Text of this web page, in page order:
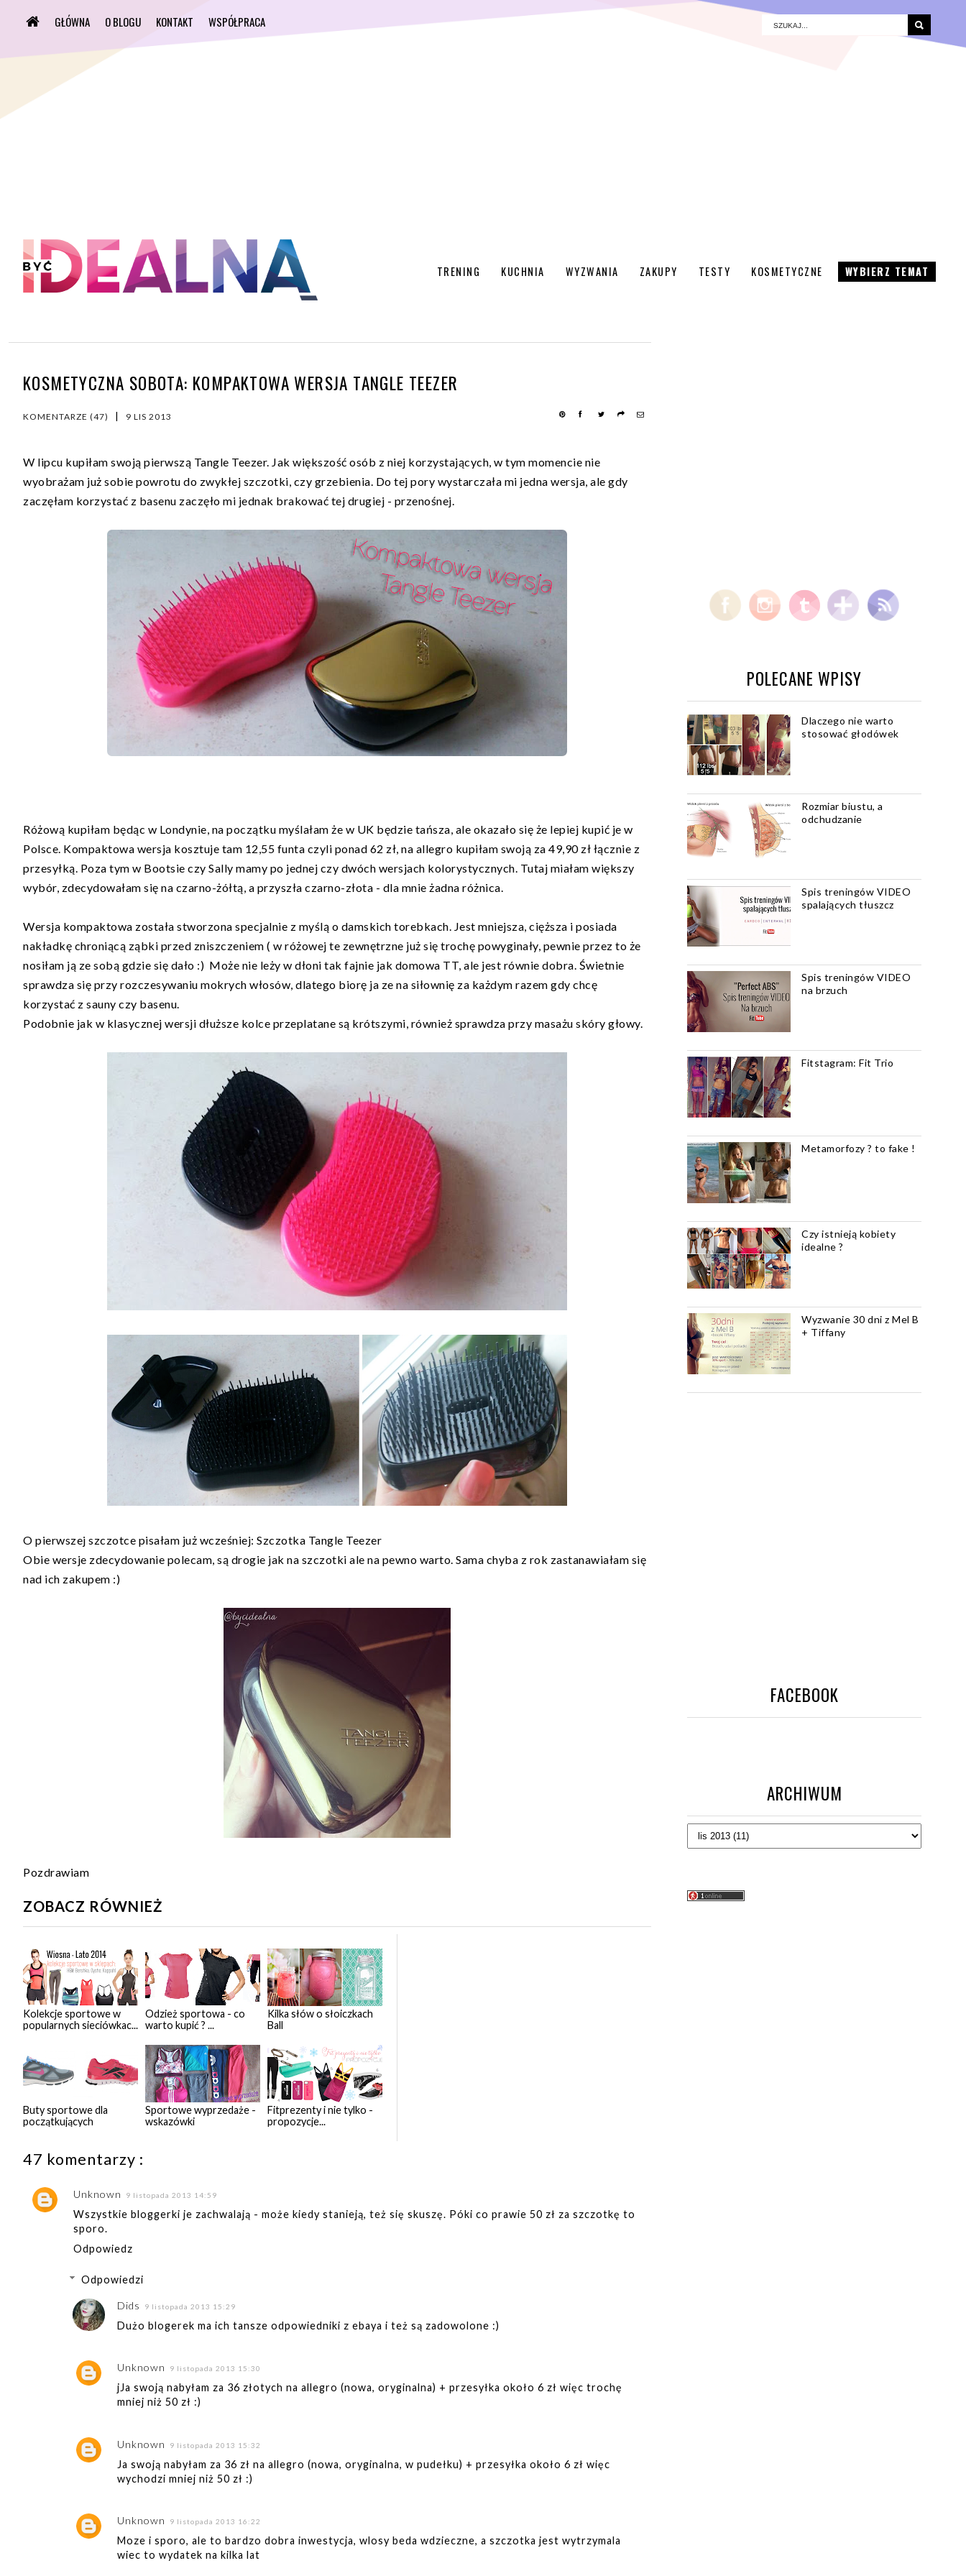
GŁÓWNA O BLOGU KONTAKT WSPÓŁPRACA
TRENING KUCHNIA WYZWANIA ZAKUPY TESTY KOSMETYCZNE WYBIERZ TEMAT
KOSMETYCZNA SOBOTA: KOMPAKTOWA WERSJA TANGLE TEEZER
KOMENTARZE (47) | 9 LIS 2013
W lipcu kupiłam swoją pierwszą Tangle Teezer. Jak większość osób z niej korzystających, w tym momencie nie
wyobrażam już sobie powrotu do zwykłej szczotki, czy grzebienia. Do tej pory wystarczała mi jedna wersja, ale gdy
zaczęłam korzystać z basenu zaczęło mi jednak brakować tej drugiej - przenośnej.
Różową kupiłam będąc w Londynie, na początku myślałam że w UK będzie tańsza, ale okazało się że lepiej kupić je w
Polsce. Kompaktowa wersja kosztuje tam 12,55 funta czyli ponad 62 zł, na allegro kupiłam swoją za 49,90 zł łącznie z
przesyłką. Poza tym w Bootsie czy Sally mamy po jednej czy dwóch wersjach kolorystycznych. Tutaj miałam większy
wybór, zdecydowałam się na czarno-żółtą, a przyszła czarno-złota - dla mnie żadna różnica.
Wersja kompaktowa została stworzona specjalnie z myślą o damskich torebkach. Jest mniejsza, cięższa i posiada
nakładkę chroniącą ząbki przed zniszczeniem ( w różowej te zewnętrzne już się trochę powyginały, pewnie przez to że
nosiłam ją ze sobą gdzie się dało :) Może nie leży w dłoni tak fajnie jak domowa TT, ale jest równie dobra. Świetnie
sprawdza się przy rozczesywaniu mokrych włosów, dlatego biorę ja ze na siłownię za każdym razem gdy chcę
korzystać z sauny czy basenu.
Podobnie jak w klasycznej wersji dłuższe kolce przeplatane są krótszymi, również sprawdza przy masażu skóry głowy.
O pierwszej szczotce pisałam już wcześniej: Szczotka Tangle Teezer
Obie wersje zdecydowanie polecam, są drogie jak na szczotki ale na pewno warto. Sama chyba z rok zastanawiałam się
nad ich zakupem :)
Pozdrawiam
ZOBACZ RÓWNIEŻ
Kolekcje sportowe w
popularnych sieciówkac...
Odzież sportowa - co
warto kupić ? ...
Kilka słów o słoiczkach
Ball
Buty sportowe dla
początkujących
Sportowe wyprzedaże -
wskazówki
Fitprezenty i nie tylko -
propozycje...
47 komentarzy :
Unknown 9 listopada 2013 14:59
Wszystkie bloggerki je zachwalają - może kiedy stanieją, też się skuszę. Póki co prawie 50 zł za szczotkę to
sporo.
Odpowiedz
Odpowiedzi
Dids 9 listopada 2013 15:29
Dużo blogerek ma ich tansze odpowiedniki z ebaya i też są zadowolone :)
Unknown 9 listopada 2013 15:30
jJa swoją nabyłam za 36 złotych na allegro (nowa, oryginalna) + przesyłka około 6 zł więc trochę
mniej niż 50 zł :)
Unknown 9 listopada 2013 15:32
Ja swoją nabyłam za 36 zł na allegro (nowa, oryginalna, w pudełku) + przesyłka około 6 zł więc
wychodzi mniej niż 50 zł :)
Unknown 9 listopada 2013 16:22
Moze i sporo, ale to bardzo dobra inwestycja, wlosy beda wdzieczne, a szczotka jest wytrzymala
wiec to wydatek na kilka lat
POLECANE WPISY
Dlaczego nie warto
stosować głodówek
Rozmiar biustu, a
odchudzanie
Spis treningów VIDEO
spalających tłuszcz
Spis treningów VIDEO
na brzuch
Fitstagram: Fit Trio
Metamorfozy ? to fake !
Czy istnieją kobiety
idealne ?
Wyzwanie 30 dni z Mel B
+ Tiffany
FACEBOOK
ARCHIWUM